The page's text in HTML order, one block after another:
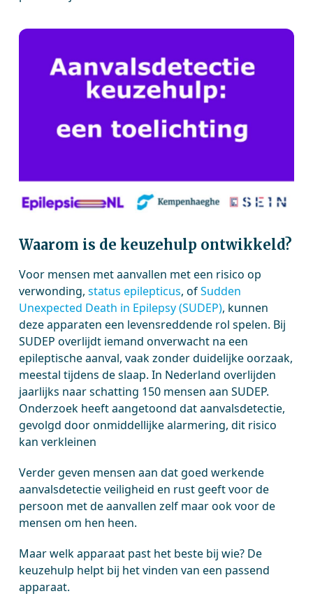
Waarom is de keuzehulp ontwikkeld?
Voor mensen met aanvallen met een risico op
verwonding,status epilepticus, ofSudden
Unexpected Death in Epilepsy (SUDEP), kunnen
deze apparaten een levensreddende rol spelen. Bij
SUDEP overlijdt iemand onverwacht na een
epileptische aanval, vaak zonder duidelijke oorzaak,
meestal tijdens de slaap. In Nederland overlijden
jaarlijks naar schatting 150 mensen aan SUDEP.
Onderzoek heeft aangetoond dat aanvalsdetectie,
gevolgd door onmiddellijke alarmering, dit risico
kan verkleinen
Verder geven mensen aan dat goed werkende
aanvalsdetectie veiligheid en rust geeft voor de
persoon met de aanvallen zelf maar ook voor de
mensen om hen heen.
Maar welk apparaat past het beste bij wie? De
keuzehulp helpt bij het vinden van een passend
apparaat.